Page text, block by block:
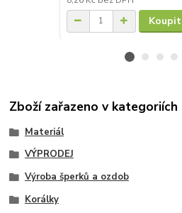
Koupit
Zboží zařazeno v kategoriích
Materiál
VÝPRODEJ
Výroba šperků a ozdob
Korálky